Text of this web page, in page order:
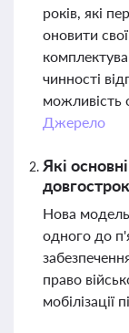
років, які
оновити
чинності
можливість
Джерело
Які
Нова модель
одного до
право
мобілізації